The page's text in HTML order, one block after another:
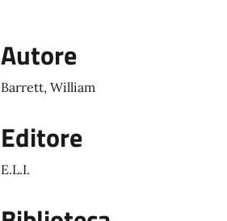
Autore
Barrett, William
Editore
E.L.I.